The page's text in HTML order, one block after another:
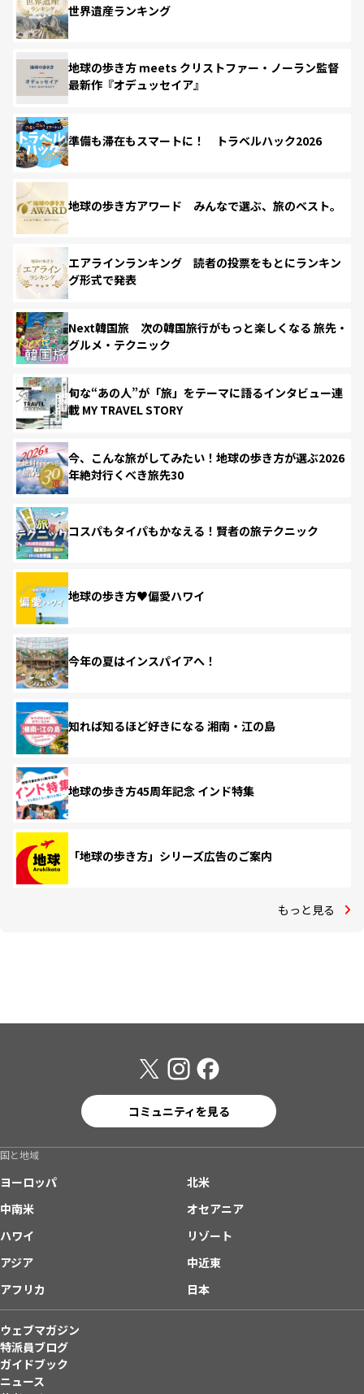
世界遺産ランキング
地球の歩き方 meets クリストファー・ノーラン監督
最新作『オデュッセイア』
準備も滞在もスマートに！ トラベルハック2026
地球の歩き方アワード みんなで選ぶ、旅のベスト。
エアラインランキング 読者の投票をもとにランキン
グ形式で発表
Next韓国旅 次の韓国旅行がもっと楽しくなる 旅先・
グルメ・テクニック
旬な“あの人”が「旅」をテーマに語るインタビュー連
載 MY TRAVEL STORY
今、こんな旅がしてみたい！地球の歩き方が選ぶ2026
年絶対行くべき旅先30
コスパもタイパもかなえる！賢者の旅テクニック
地球の歩き方♥偏愛ハワイ
今年の夏はインスパイアへ！
知れば知るほど好きになる 湘南・江の島
地球の歩き方45周年記念 インド特集
「地球の歩き方」シリーズ広告のご案内
もっと見る
コミュニティを見る
国と地域
ヨーロッパ
北米
中南米
オセアニア
ハワイ
リゾート
アジア
中近東
アフリカ
日本
ウェブマガジン
特派員ブログ
ガイドブック
ニュース